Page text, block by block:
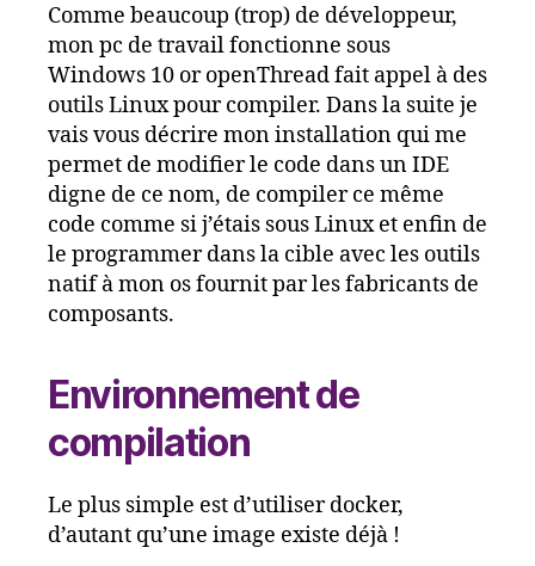
Comme beaucoup (trop) de développeur,
mon pc de travail fonctionne sous
Windows 10 or openThread fait appel à des
outils Linux pour compiler. Dans la suite je
vais vous décrire mon installation qui me
permet de modifier le code dans un IDE
digne de ce nom, de compiler ce même
code comme si j’étais sous Linux et enfin de
le programmer dans la cible avec les outils
natif à mon os fournit par les fabricants de
composants.
Environnement de
compilation
Le plus simple est d’utiliser docker,
d’autant qu’une image existe déjà !